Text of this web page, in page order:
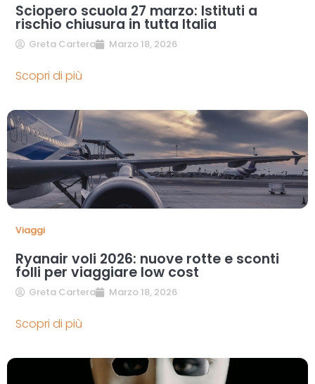
Sciopero scuola 27 marzo: Istituti a
rischio chiusura in tutta Italia
Greta Cartera Marzo 18, 2026
Scopri di più
Viaggi
Ryanair voli 2026: nuove rotte e sconti
folli per viaggiare low cost
Greta Cartera Marzo 18, 2026
Scopri di più